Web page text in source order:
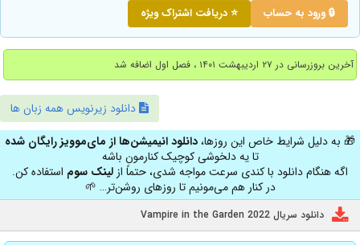
🔒 ورود به حساب ⭐ دریافت اشتراک ویژه
آخرین بروزرسانی در ۲۷ اردیبهشت ۱۴۰۱ ، فصل اول اضافه شد
دانلود زیرنویس همه زبان ها
🎁 به دلیل شرایط خاص این روزها،دانلود انیمیشن‌ها از مای‌موویز رایگان شده
تا یه دلخوشی کوچیک کنارمون باشه
اگه هنگام دانلود با کندی سرعت مواجه شدی، حتماً از لینک سوم استفاده کن.
در کنار هم می‌مونیم تا روزهای روشن‌تر… 🌱
دانلود سریال Vampire in the Garden 2022